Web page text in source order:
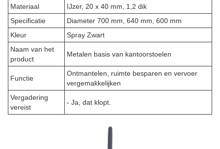
Materiaal
IJzer, 20 x 40 mm, 1,2 dik
Specificatie
Diameter 700 mm, 640 mm, 600 mm
Kleur
Spray Zwart
Naam van het
product
Metalen basis van kantoorstoelen
Functie
Ontmantelen, ruimte besparen en vervoer
vergemakkelijken
Vergadering
vereist
- Ja, dat klopt.